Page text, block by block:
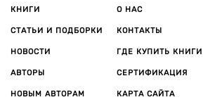
КНИГИ
СТАТЬИ И ПОДБОРКИ
НОВОСТИ
АВТОРЫ
НОВЫМ АВТОРАМ
О НАС
КОНТАКТЫ
ГДЕ КУПИТЬ КНИГИ
СЕРТИФИКАЦИЯ
КАРТА САЙТА